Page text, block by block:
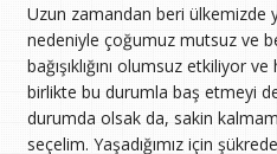
Uzun zamandan beri ülkemizde
nedeniyle çoğumuz mutsuz ve
bağışıklığını olumsuz etkiliyor
birlikte bu durumla baş etmeyi
durumda olsak da, sakin
seçelim. Yaşadığımız için